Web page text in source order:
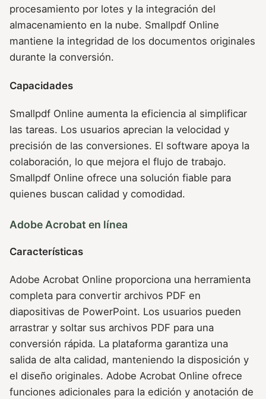
procesamiento por lotes y la integración del
almacenamiento en la nube. Smallpdf Online
mantiene la integridad de los documentos originales
durante la conversión.
Capacidades
Smallpdf Online aumenta la eficiencia al simplificar
las tareas. Los usuarios aprecian la velocidad y
precisión de las conversiones. El software apoya la
colaboración, lo que mejora el flujo de trabajo.
Smallpdf Online ofrece una solución fiable para
quienes buscan calidad y comodidad.
Adobe Acrobat en línea
Características
Adobe Acrobat Online proporciona una herramienta
completa para convertir archivos PDF en
diapositivas de PowerPoint. Los usuarios pueden
arrastrar y soltar sus archivos PDF para una
conversión rápida. La plataforma garantiza una
salida de alta calidad, manteniendo la disposición y
el diseño originales. Adobe Acrobat Online ofrece
funciones adicionales para la edición y anotación de